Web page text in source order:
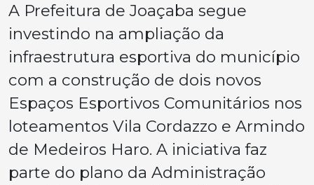
A Prefeitura de Joaçaba segue
investindo na ampliação da
infraestrutura esportiva do município
com a construção de dois novos
Espaços Esportivos Comunitários nos
loteamentos Vila Cordazzo e Armindo
de Medeiros Haro. A iniciativa faz
parte do plano da Administração